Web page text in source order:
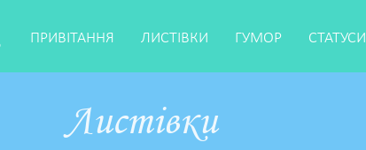
ПРИВІТАННЯ ЛИСТІВКИ ГУМОР СТАТУСИ
Листівки